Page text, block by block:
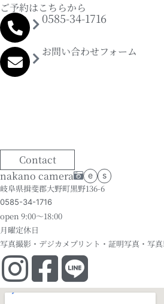
0585-34-1716
ご予約はこちらから
お問い合わせフォーム
Contact
nakano camera
e s
岐阜県揖斐郡大野町黒野136-6
0585-34-1716
open 9:00～18:00
月曜定休日
写真撮影・デジカメプリント・証明写真・写